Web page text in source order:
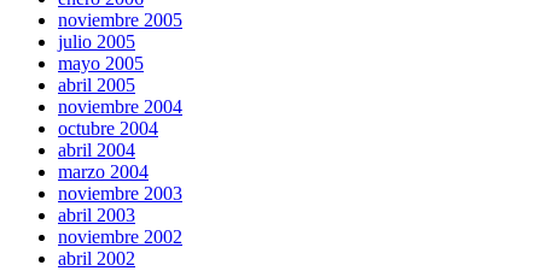
noviembre 2005
julio 2005
mayo 2005
abril 2005
noviembre 2004
octubre 2004
abril 2004
marzo 2004
noviembre 2003
abril 2003
noviembre 2002
abril 2002